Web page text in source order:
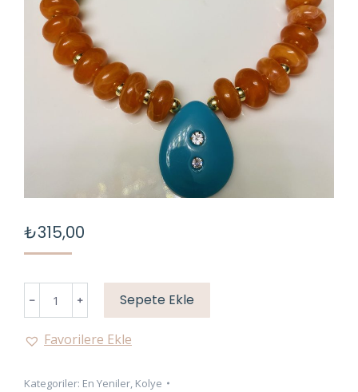
₺315,00
RENK
KOLYE
adet
Sepete Ekle
Favorilere Ekle
Kategoriler: En Yeniler, Kolye